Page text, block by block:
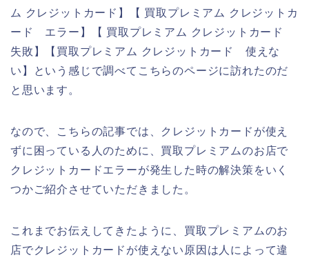
ム クレジットカード】【 買取プレミアム クレジットカ
ード エラー】【 買取プレミアム クレジットカード
失敗】【買取プレミアム クレジットカード 使えな
い】という感じで調べてこちらのページに訪れたのだ
と思います。
なので、こちらの記事では、クレジットカードが使え
ずに困っている人のために、買取プレミアムのお店で
クレジットカードエラーが発生した時の解決策をいく
つかご紹介させていただきました。
これまでお伝えしてきたように、買取プレミアムのお
店でクレジットカードが使えない原因は人によって違